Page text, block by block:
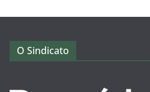
O Sindicato